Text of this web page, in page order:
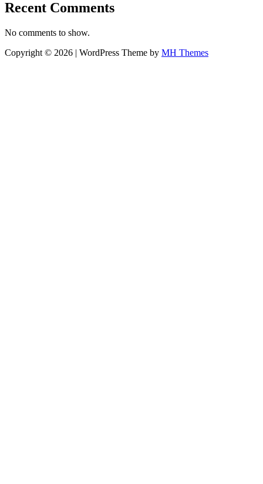
Recent Comments
No comments to show.
Copyright © 2026 | WordPress Theme by MH Themes